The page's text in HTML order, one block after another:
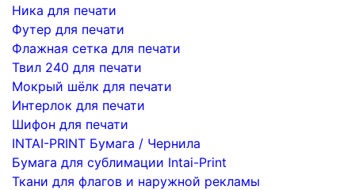
Ника для печати
Футер для печати
Флажная сетка для печати
Твил 240 для печати
Мокрый шёлк для печати
Интерлок для печати
Шифон для печати
INTAI-PRINT Бумага / Чернила
Бумага для сублимации Intai-Print
Ткани для флагов и наружной рекламы